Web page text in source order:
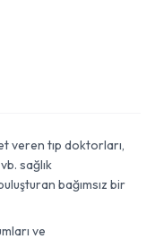
veren tıp doktorları,
sağlık
bağımsız bir
ve